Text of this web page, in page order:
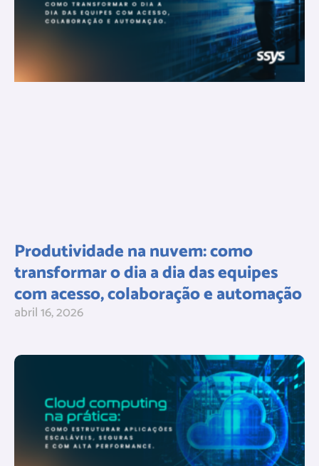
Produtividade na nuvem: como
transformar o dia a dia das equipes
com acesso, colaboração e automação
abril 16, 2026